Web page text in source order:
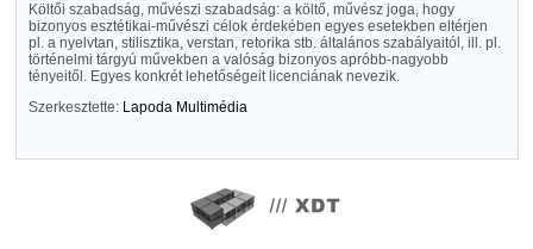
Költői szabadság, művészi szabadság: a költő, művész joga, hogy
bizonyos esztétikai-művészi célok érdekében egyes esetekben eltérjen
pl. a nyelvtan, stilisztika, verstan, retorika stb. általános szabályaitól, ill. pl.
történelmi tárgyú művekben a valóság bizonyos apróbb-nagyobb
tényeitől. Egyes konkrét lehetőségeit licenciának nevezik.
Szerkesztette: Lapoda Multimédia